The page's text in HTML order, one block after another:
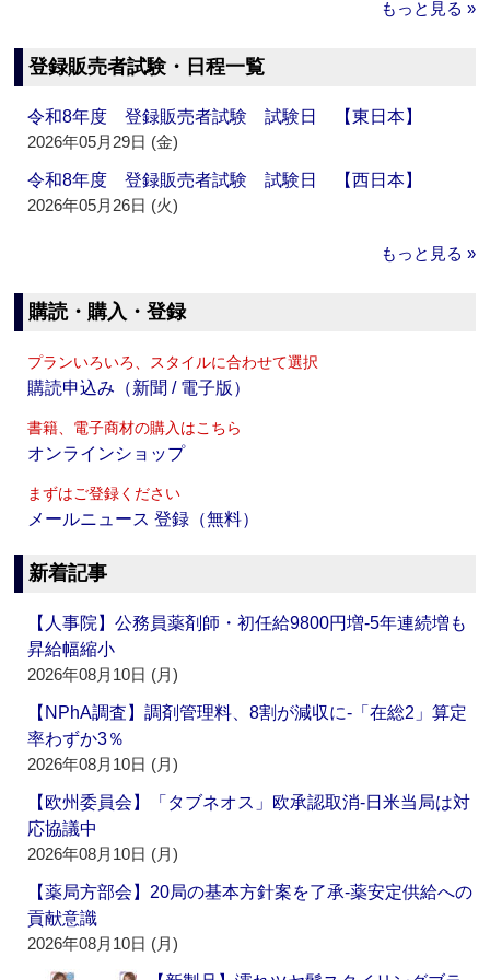
もっと見る »
登録販売者試験・日程一覧
令和8年度 登録販売者試験 試験日 【東日本】
2026年05月29日 (金)
令和8年度 登録販売者試験 試験日 【西日本】
2026年05月26日 (火)
もっと見る »
購読・購入・登録
プランいろいろ、スタイルに合わせて選択
購読申込み（新聞 / 電子版）
書籍、電子商材の購入はこちら
オンラインショップ
まずはご登録ください
メールニュース 登録（無料）
新着記事
【人事院】公務員薬剤師・初任給9800円増‐5年連続増も
昇給幅縮小
2026年08月10日 (月)
【NPhA調査】調剤管理料、8割が減収に‐「在総2」算定
率わずか3％
2026年08月10日 (月)
【欧州委員会】「タブネオス」欧承認取消‐日米当局は対
応協議中
2026年08月10日 (月)
【薬局方部会】20局の基本方針案を了承‐薬安定供給への
貢献意識
2026年08月10日 (月)